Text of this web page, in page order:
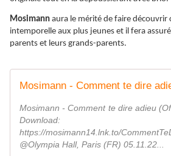
Mosimann aura le mérité de faire découvrir
intemporelle aux plus jeunes et il fera
parents et leurs grands-parents.
Mosimann - Comment te dire
Mosimann - Comment te dire adieu
Download:
https://mosimann14.lnk.to/
@Olympia Hall, Paris (FR) 05.11.22...